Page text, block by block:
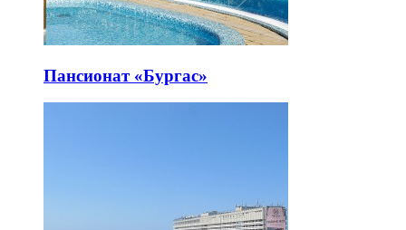
Пансионат «Бургас»